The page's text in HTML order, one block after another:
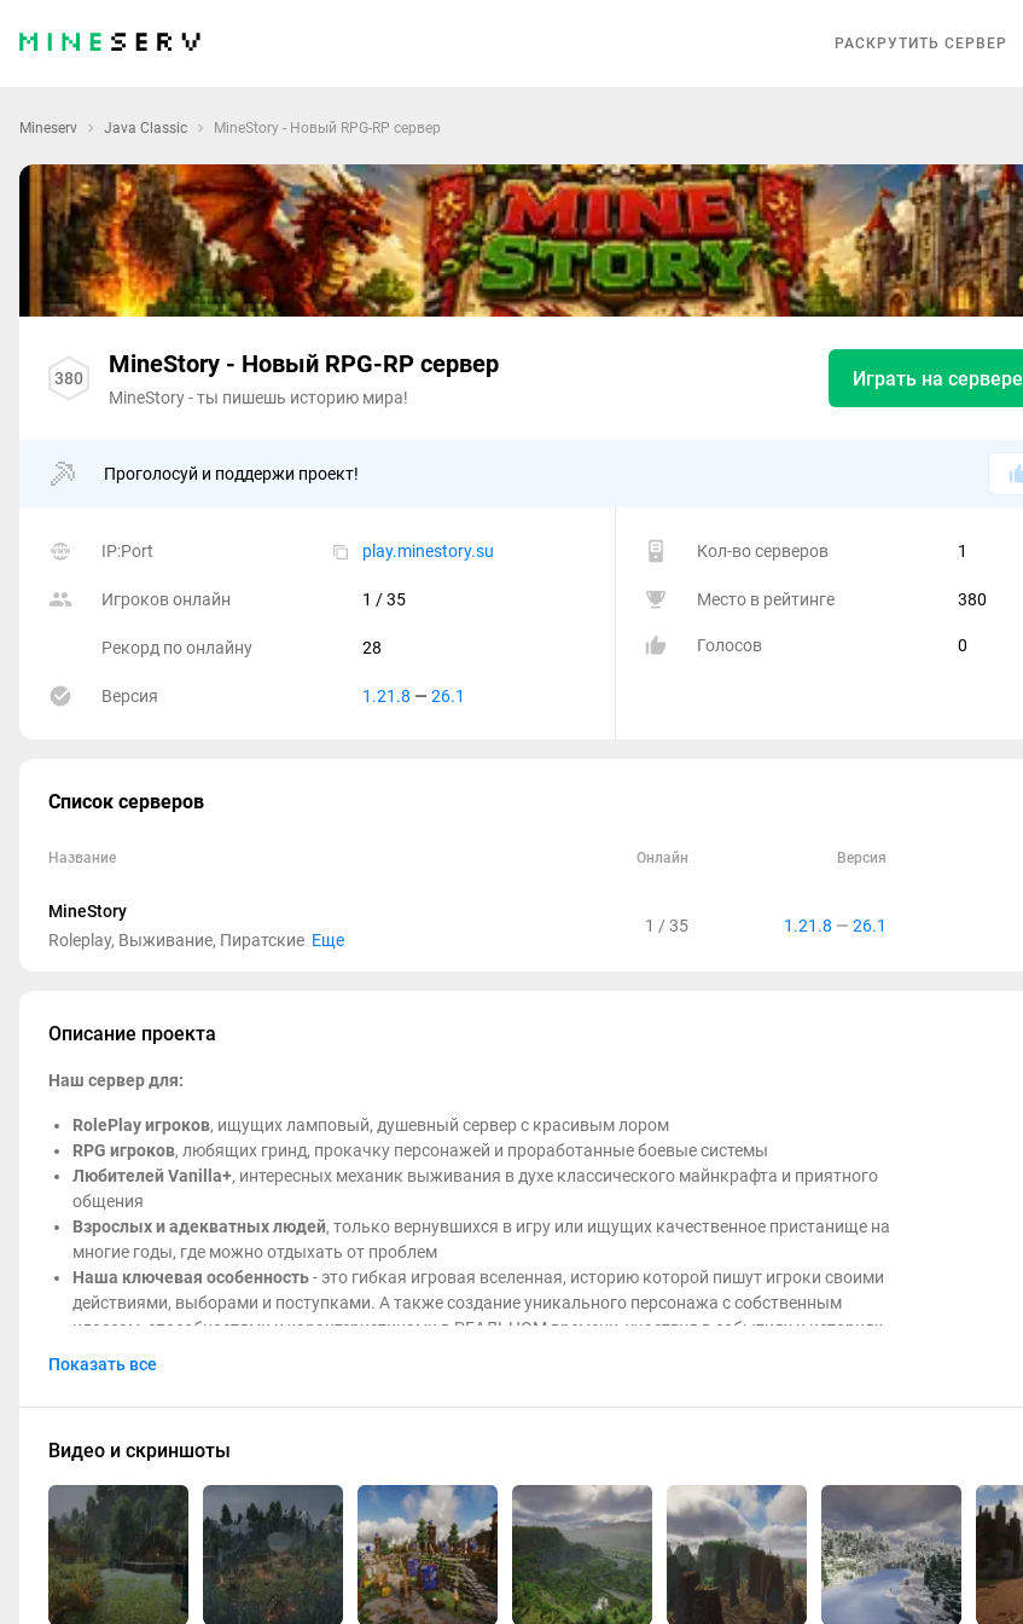
РАСКРУТИТЬ СЕРВЕР
Mineserv Java Classic MineStory - Новый RPG-RP сервер
380 MineStory - Новый RPG-RP сервер
MineStory - ты пишешь историю мира!
Играть на сервере
Проголосуй и поддержи проект!
IP:Port play.minestory.su
Игроков онлайн 1 / 35
Рекорд по онлайну 28
Версия 1.21.8 — 26.1
Кол-во серверов 1
Место в рейтинге 380
Голосов 0
Список серверов
Название Онлайн Версия
MineStory
Roleplay, Выживание, Пиратские Еще
1 / 35 1.21.8 — 26.1
Описание проекта
Наш сервер для:
RolePlay игроков, ищущих ламповый, душевный сервер с красивым лором
RPG игроков, любящих гринд, прокачку персонажей и проработанные боевые системы
Любителей Vanilla+, интересных механик выживания в духе классического майнкрафта и приятного
общения
Взрослых и адекватных людей, только вернувшихся в игру или ищущих качественное пристанище на
многие годы, где можно отдыхать от проблем
Наша ключевая особенность- это гибкая игровая вселенная, историю которой пишут игроки своими
действиями, выборами и поступками. А также создание уникального персонажа с собственным
классом, способностями и характеристиками в РЕАЛЬНОМ времени, участвуя в событиях и историях
Создание уникального персонажа по мере участия в ивентах - ты можешь стать КЕМ УГОДНО
(администрация поможет это реализовать)
4 основных класса и 12+ оригинальных подклассов
Способности, заклинания и магия, реализованная не через костыли
Реалистичное выживание с новыми механиками: дефицит ВСЕХ ресурсов, времена года, долгое время
суток, тёмные ночи, фермерство, пивоварение, рыбалка и другое
Города, городские войны и политика
Показать все
Видео и скриншоты